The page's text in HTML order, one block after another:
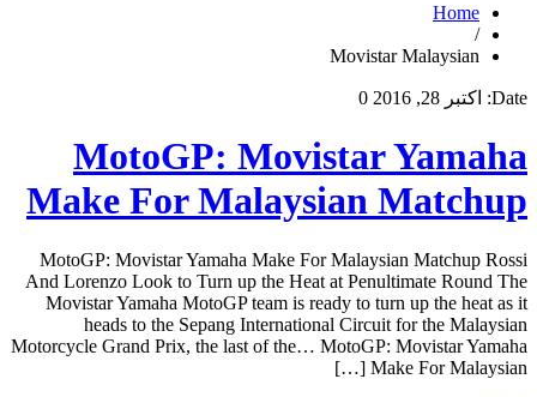
Home
/
Movistar Malaysian
Date: اکتبر 28, 2016 0
MotoGP: Movistar Yamaha
Make For Malaysian Matchup
MotoGP: Movistar Yamaha Make For Malaysian Matchup Rossi
And Lorenzo Look to Turn up the Heat at Penultimate Round The
Movistar Yamaha MotoGP team is ready to turn up the heat as it
heads to the Sepang International Circuit for the Malaysian
Motorcycle Grand Prix, the last of the… MotoGP: Movistar Yamaha
Make For Malaysian […]